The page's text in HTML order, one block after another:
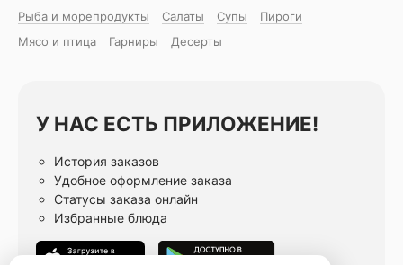
Рыба и морепродукты
Салаты Супы
Пироги
Мясо и птица
Гарниры Десерты
У НАС ЕСТЬ ПРИЛОЖЕНИЕ!
История заказов
Удобное оформление заказа
Статусы заказа онлайн
Избранные блюда